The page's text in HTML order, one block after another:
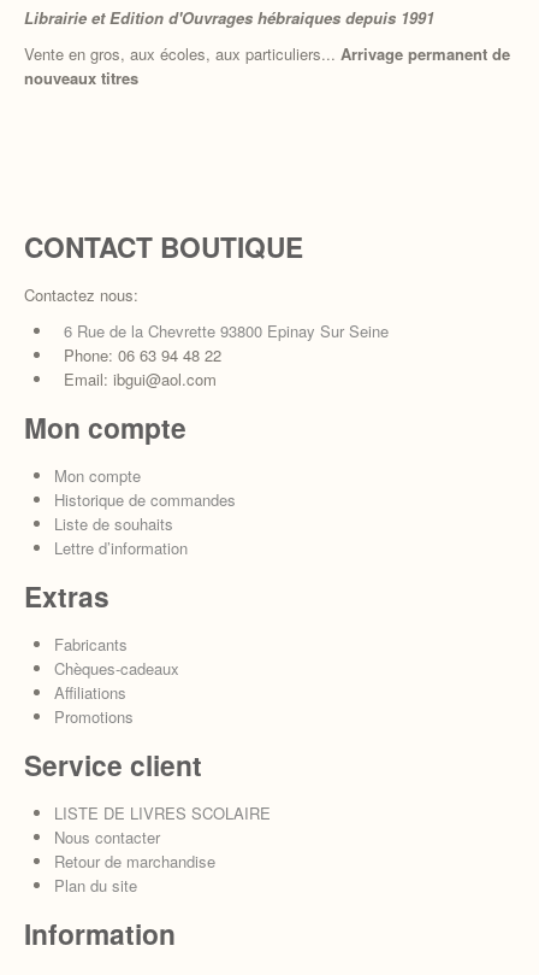
Librairie et Edition d'Ouvrages hébraiques depuis 1991
Vente en gros, aux écoles, aux particuliers... Arrivage permanent de
nouveaux titres
CONTACT BOUTIQUE
Contactez nous:
6 Rue de la Chevrette 93800 Epinay Sur Seine
Phone: 06 63 94 48 22
Email: ibgui@aol.com
Mon compte
Mon compte
Historique de commandes
Liste de souhaits
Lettre d’information
Extras
Fabricants
Chèques-cadeaux
Affiliations
Promotions
Service client
LISTE DE LIVRES SCOLAIRE
Nous contacter
Retour de marchandise
Plan du site
Information